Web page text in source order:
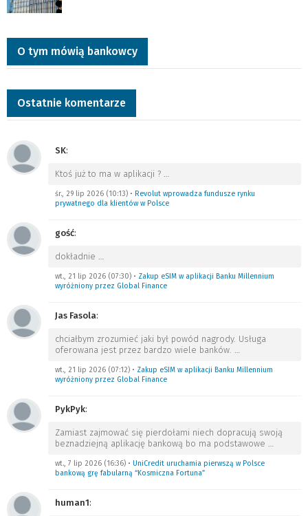
O tym mówią bankowcy
Ostatnie komentarze
SK:
Ktoś już to ma w aplikacji ? …
śr., 29 lip 2026 (10:13) • Revolut wprowadza fundusze rynku
prywatnego dla klientów w Polsce
gość:
dokładnie …
wt., 21 lip 2026 (07:30) • Zakup eSIM w aplikacji Banku Millennium
wyróżniony przez Global Finance
Jas Fasola:
chciałbym zrozumieć jaki był powód nagrody. Usługa
oferowana jest przez bardzo wiele banków. …
wt., 21 lip 2026 (07:12) • Zakup eSIM w aplikacji Banku Millennium
wyróżniony przez Global Finance
PykPyk:
Zamiast zajmować się pierdołami niech dopracują swoją
beznadziejną aplikację bankową bo ma podstawowe …
wt., 7 lip 2026 (16:36) • UniCredit uruchamia pierwszą w Polsce
bankową grę fabularną “Kosmiczna Fortuna”
human1: